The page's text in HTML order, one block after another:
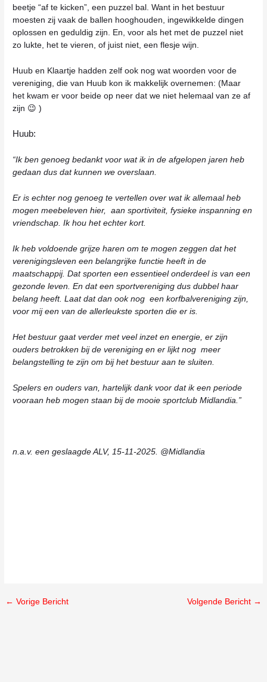
beetje “af te kicken”, een puzzel bal. Want in het bestuur
moesten zij vaak de ballen hooghouden, ingewikkelde dingen
oplossen en geduldig zijn. En, voor als het met de puzzel niet
zo lukte, het te vieren, of juist niet, een flesje wijn.
Huub en Klaartje hadden zelf ook nog wat woorden voor de
vereniging, die van Huub kon ik makkelijk overnemen: (Maar
het kwam er voor beide op neer dat we niet helemaal van ze af
zijn 😉 )
Huub:
“Ik ben genoeg bedankt voor wat ik in de afgelopen jaren heb
gedaan dus dat kunnen we overslaan.
Er is echter nog genoeg te vertellen over wat ik allemaal heb
mogen meebeleven hier, aan sportiviteit, fysieke inspanning en
vriendschap. Ik hou het echter kort.
Ik heb voldoende grijze haren om te mogen zeggen dat het
verenigingsleven een belangrijke functie heeft in de
maatschappij. Dat sporten een essentieel onderdeel is van een
gezonde leven. En dat een sportvereniging dus dubbel haar
belang heeft. Laat dat dan ook nog een korfbalvereniging zijn,
voor mij een van de allerleukste sporten die er is.
Het bestuur gaat verder met veel inzet en energie, er zijn
ouders betrokken bij de vereniging en er lijkt nog meer
belangstelling te zijn om bij het bestuur aan te sluiten.
Spelers en ouders van, hartelijk dank voor dat ik een periode
vooraan heb mogen staan bij de mooie sportclub Midlandia.”
n.a.v. een geslaagde ALV, 15-11-2025. @Midlandia
← Vorige Bericht Volgende Bericht →